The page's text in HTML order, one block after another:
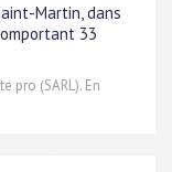
Martin, dans
33
pro (SARL). En